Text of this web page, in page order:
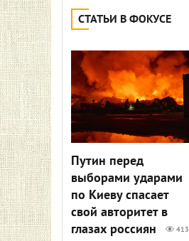
СТАТЬИ В ФОКУСЕ
Путин перед
выборами ударами
по Киеву спасает
свой авторитет в
глазах россиян
413